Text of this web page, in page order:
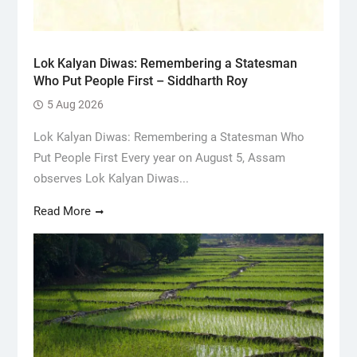
Lok Kalyan Diwas: Remembering a Statesman
Who Put People First – Siddharth Roy
5 Aug 2026
Lok Kalyan Diwas: Remembering a Statesman Who
Put People First Every year on August 5, Assam
observes Lok Kalyan Diwas...
Read More